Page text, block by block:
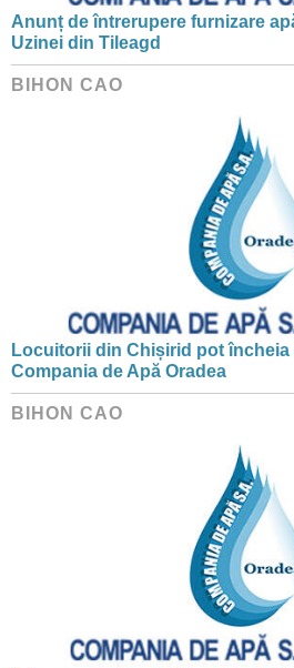
Anunț de întrerupere furnizare
Uzinei din Tileagd
BIHON CAO
Locuitorii din Chișirid pot
Compania de Apă Oradea
BIHON CAO